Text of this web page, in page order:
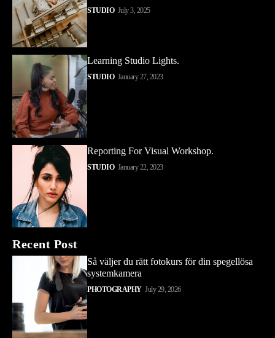
STUDIO July 3, 2025
Learning Studio Lights.
STUDIO January 27, 2023
Reporting For Visual Workshop.
STUDIO January 22, 2023
Recent Post
Så väljer du rätt fotokurs för din spegellösa
systemkamera
PHOTOGRAPHY July 29, 2026